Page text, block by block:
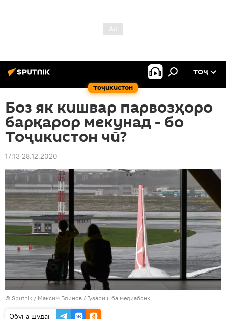
Тоҷикистон
ТОҶ
Боз як кишвар парвозҳоро
барқарор мекунад - бо
Тоҷикистон чӣ?
17:13 28.12.2020
© Sputnik / Максим Блинов / Гузариш ба медиабонк
Обуна шудан